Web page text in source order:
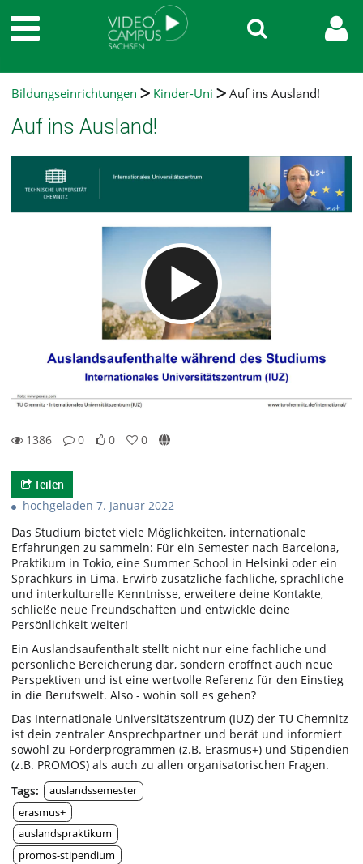
Bildungseinrichtungen Kinder-Uni Auf ins Ausland!
Auf ins Ausland!
1386
0
0
0
Teilen
hochgeladen 7. Januar 2022
Das Studium bietet viele Möglichkeiten, internationale
Erfahrungen zu sammeln: Für ein Semester nach Barcelona,
Praktikum in Tokio, eine Summer School in Helsinki oder ein
Sprachkurs in Lima. Erwirb zusätzliche fachliche, sprachliche
und interkulturelle Kenntnisse, erweitere deine Kontakte,
schließe neue Freundschaften und entwickle deine
Persönlichkeit weiter!
Ein Auslandsaufenthalt stellt nicht nur eine fachliche und
persönliche Bereicherung dar, sondern eröffnet auch neue
Perspektiven und ist eine wertvolle Referenz für den Einstieg
in die Berufswelt. Also - wohin soll es gehen?
Das Internationale Universitätszentrum (IUZ) der TU Chemnitz
ist dein zentraler Ansprechpartner und berät und informiert
sowohl zu Förderprogrammen (z.B. Erasmus+) und Stipendien
(z.B. PROMOS) als auch zu allen organisatorischen Fragen.
Tags:
auslandssemester
erasmus+
auslandspraktikum
promos-stipendium